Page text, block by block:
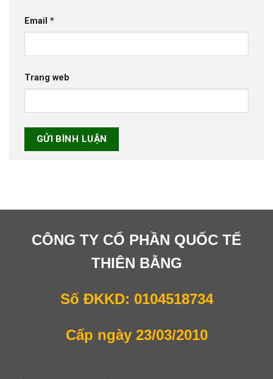
Email *
Trang web
CÔNG TY CỔ PHẦN QUỐC TẾ
THIÊN BẰNG
Số ĐKKD: 0104518734
Cấp ngày 23/03/2010